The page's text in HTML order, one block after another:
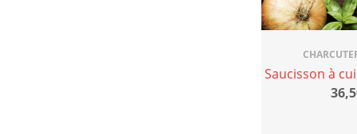
Saucisson à